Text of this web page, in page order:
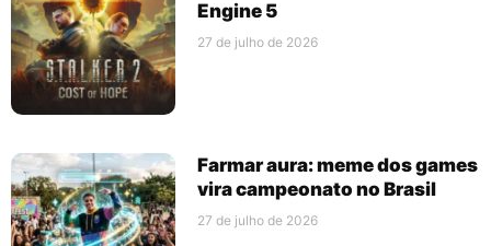
Engine 5
27 de julho de 2026
Farmar aura: meme dos games
vira campeonato no Brasil
27 de julho de 2026